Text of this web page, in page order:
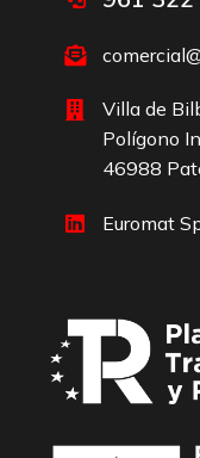
Villa de
Polígono
46988
Euromat